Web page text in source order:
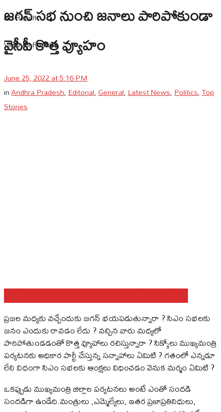
No Result
View All Result
జగన్ సభ నుంచి జనాలు పారిపోకుండా
వైసీపీ కొత్త వ్యూహం
June 25, 2022 at 5:16 PM
inAndhra Pradesh,Editorial,General,Latest News,Politics,Top
Stories
ప్రజల మధ్యకు వచ్చేందుకు జగన్ భయపడుతున్నారా ? సిఎం సభలకు
జనం ఎందుకు రావడం లేదు ? వచ్చిన వారు మధ్యలో
పారిపోతుండడంతో కొత్త వ్యూహాలు రచిస్తున్నారా ? సిక్కోలు ముఖ్యమంత్రి
పర్యటనకు అధికార పార్టీ చేస్తున్న సన్నాహాలు ఏమిటి ? గతంలో ఎన్నడూ
లేని విధంగా సిఎం సభలకు ఆంక్షలు విధించడం వెనుక మర్మం ఏమిటి ?
ఒకప్పుడు ముఖ్యమంత్రి జిల్లాల పర్యటనలు అంటే ఎంతో సందడి
సందడిగా ఉండేది.మంత్రులు ,ఎమ్మెల్యేలు, ఇతర ప్రజాప్రతినిధులు,